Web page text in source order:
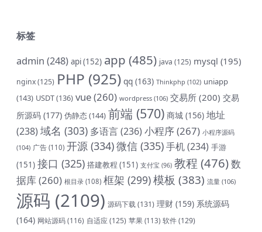
标签
admin (248) api(152) app (485) java (125) mysql (195)
nginx(125) PHP (925) qq (163) Thinkphp (102) uniapp
(143) USDT(136) vue(260) wordpress (106) 交易所 (200) 交易
所源码 (177) 伪静态(144) 前端 (570) 商城 (156) 地址
(238)域名 (303) 多语言(236) 小程序(267) 小程序源码
(104) 广告 (110) 开源 (334)微信 (335)手机(234) 手游
(151) 接口 (325) 搭建教程 (151) 支付宝 (96) 教程 (476)数
据库(260) 根目录 (108) 框架 (299)模板 (383) 流量 (106)
源码 (2109) 源码下载(131) 理财 (159) 系统源码
(164) 网站源码(116) 自适应(125) 苹果 (113) 软件(129)